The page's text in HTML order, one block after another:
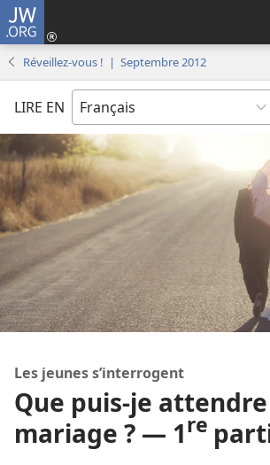
JW.ORG
Réveillez-vous ! | Septembre 2012
LIRE EN
Les jeunes s’interrogent
Que puis-je
mariage ? — 1re